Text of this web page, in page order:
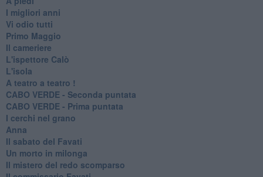
I migliori anni
Vi odio tutti
Primo Maggio
Il cameriere
L'ispettore Calò
L'isola
A teatro a teatro !
CABO VERDE - Seconda puntata
CABO VERDE - Prima puntata
I cerchi nel grano
Anna
Il sabato del Favati
Un morto in milonga
Il mistero del redo scomparso